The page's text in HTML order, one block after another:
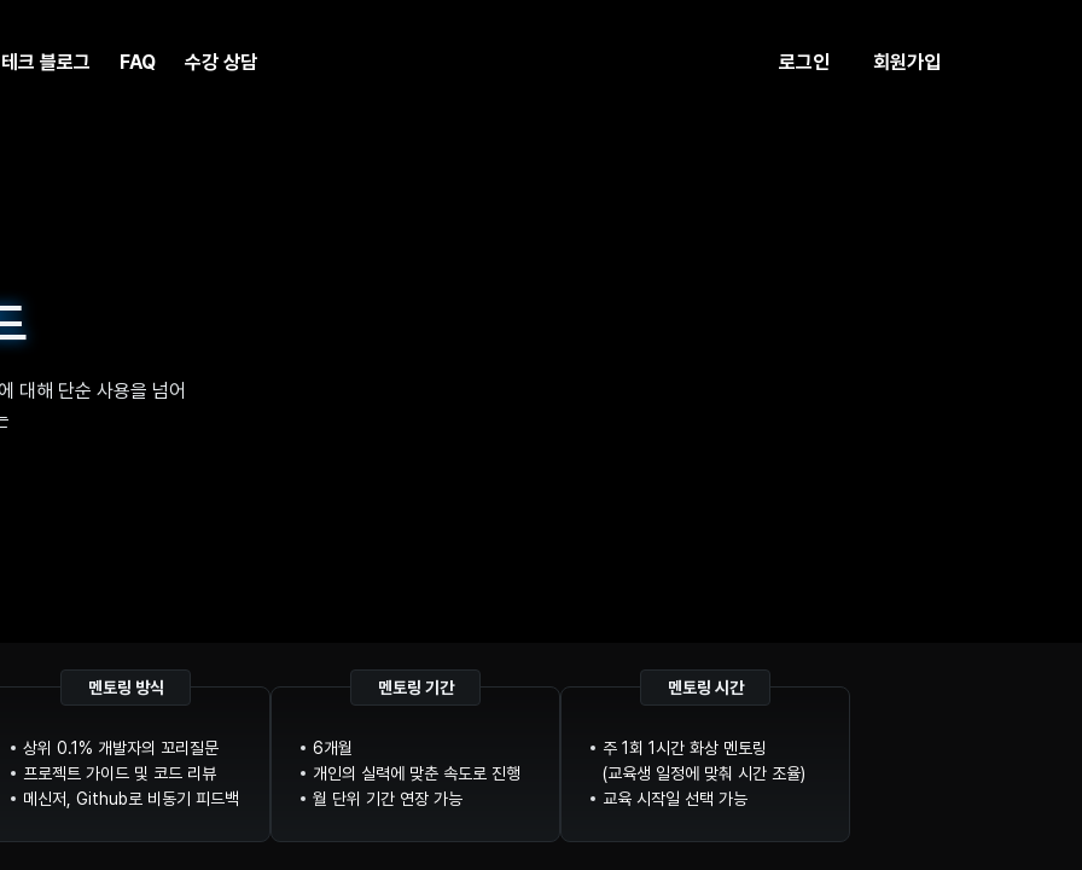
테크 블로그 FAQ 수강 상담 로그인 회원가입
대해 단순 사용을 넘어
멘토링 방식
상위 0.1% 개발자의 꼬리질문
프로젝트 가이드 및 코드 리뷰
메신저, Github로 비동기 피드백
멘토링 기간
6개월
개인의 실력에 맞춘 속도로 진행
월 단위 기간 연장 가능
멘토링 시간
주 1회 1시간 화상 멘토링
(교육생 일정에 맞춰 시간 조율)
교육 시작일 선택 가능